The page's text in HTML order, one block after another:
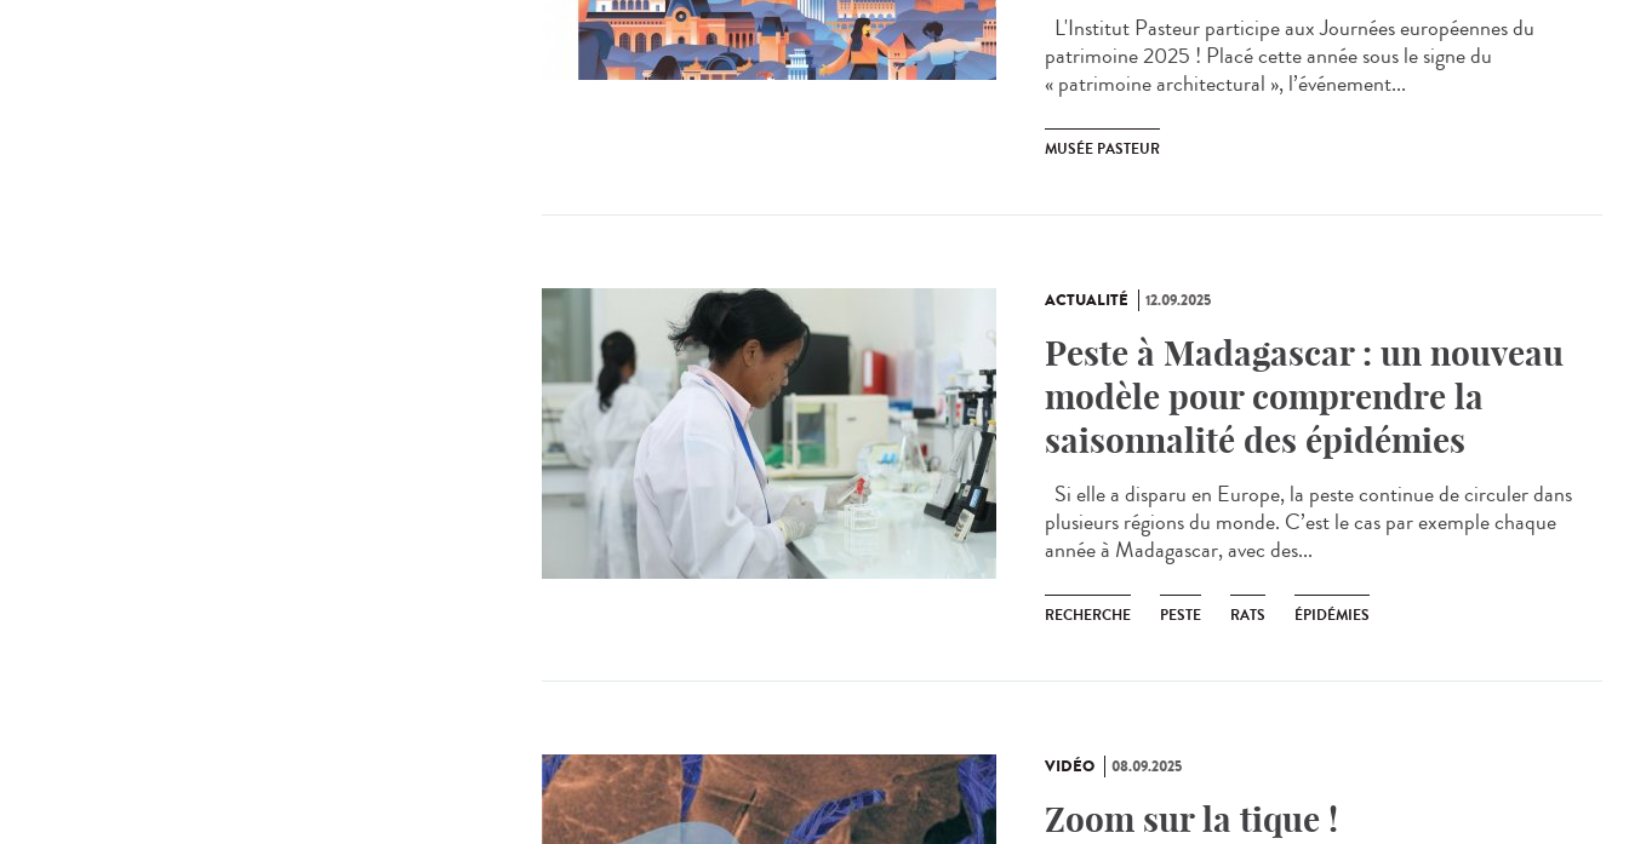
L'Institut Pasteur participe aux Journées européennes du
patrimoine 2025 ! Placé cette année sous le signe du
« patrimoine architectural », l’événement...
MUSÉE PASTEUR
ACTUALITÉ 12.09.2025
Peste à Madagascar : un nouveau
modèle pour comprendre la
saisonnalité des épidémies
Si elle a disparu en Europe, la peste continue de circuler dans
plusieurs régions du monde. C’est le cas par exemple chaque
année à Madagascar, avec des...
RECHERCHE PESTE RATS ÉPIDÉMIES
VIDÉO 08.09.2025
Zoom sur la tique !